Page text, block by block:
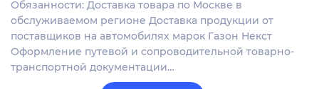
Обязанности: Доставка товара по Москве в
обслуживаемом регионе Доставка продукции от
поставщиков на автомобилях марок Газон Некст
Оформление путевой и сопроводительной товарно-
транспортной документации…